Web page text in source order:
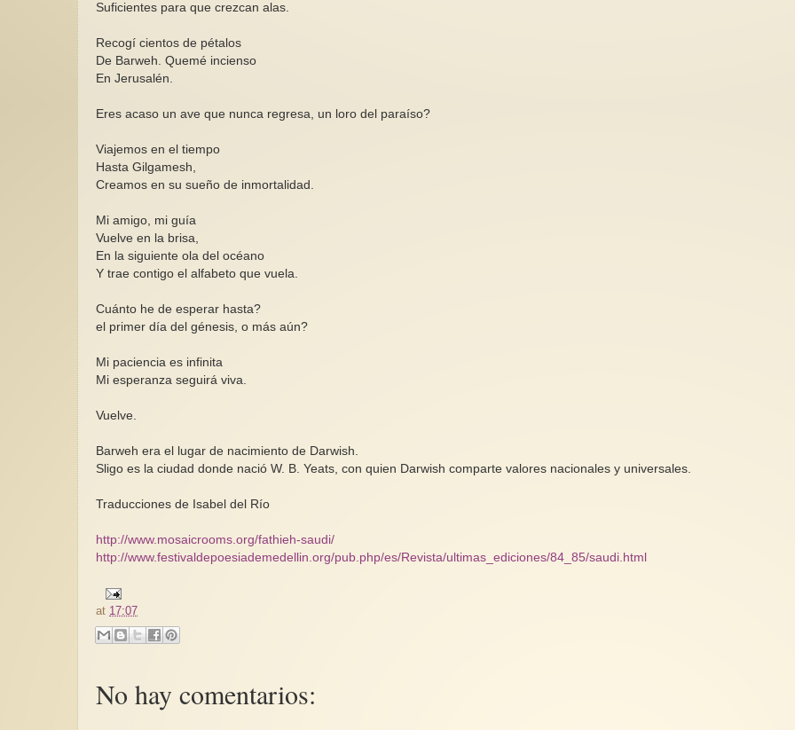
Suficientes para que crezcan alas.
Recogí cientos de pétalos
De Barweh. Quemé incienso
En Jerusalén.
Eres acaso un ave que nunca regresa, un loro del paraíso?
Viajemos en el tiempo
Hasta Gilgamesh,
Creamos en su sueño de inmortalidad.
Mi amigo, mi guía
Vuelve en la brisa,
En la siguiente ola del océano
Y trae contigo el alfabeto que vuela.
Cuánto he de esperar hasta?
el primer día del génesis, o más aún?
Mi paciencia es infinita
Mi esperanza seguirá viva.
Vuelve.
Barweh era el lugar de nacimiento de Darwish.
Sligo es la ciudad donde nació W. B. Yeats, con quien Darwish comparte valores nacionales y universales.
Traducciones de Isabel del Río
http://www.mosaicrooms.org/fathieh-saudi/
http://www.festivaldepoesiademedellin.org/pub.php/es/Revista/ultimas_ediciones/84_85/saudi.html
at 17:07
No hay comentarios: